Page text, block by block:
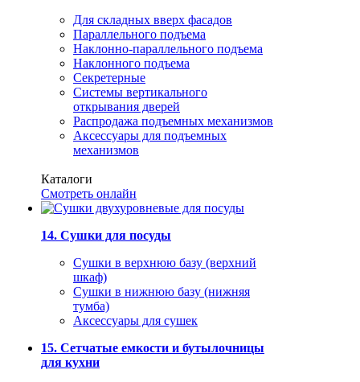
Для складных вверх фасадов
Параллельного подъема
Наклонно-параллельного подъема
Наклонного подъема
Секретерные
Системы вертикального
открывания дверей
Распродажа подъемных механизмов
Аксессуары для подъемных
механизмов
Каталоги
Смотреть онлайн
14. Сушки для посуды
Сушки в верхнюю базу (верхний
шкаф)
Сушки в нижнюю базу (нижняя
тумба)
Аксессуары для сушек
15. Сетчатые емкости и бутылочницы
для кухни